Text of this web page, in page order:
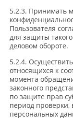
5.2.3. Принимать
Пользователя
для защиты
деловом обороте.
5.2.4.
относящихся к
момента
законного
по защите прав
период проверки,
персональных